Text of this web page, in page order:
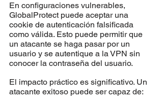
En configuraciones vulnerables,
GlobalProtect puede aceptar una
cookie de autenticación falsificada
como válida. Esto puede permitir que
un atacante se haga pasar por un
usuario y se autentique a la VPN sin
conocer la contraseña del usuario.
El impacto práctico es significativo. Un
atacante exitoso puede ser capaz de: